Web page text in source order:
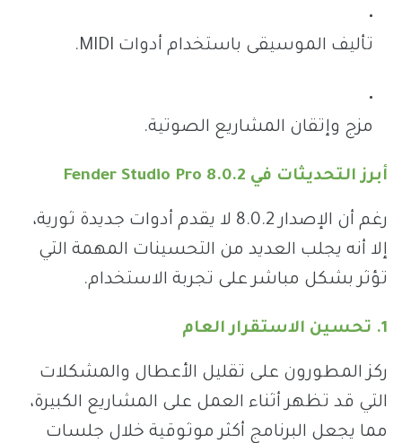
تأليف الموسيقى باستخدام أدوات MIDI.
مزج وإتقان المشاريع الصوتية.
أبرز التحديثات في Fender Studio Pro 8.0.2
رغم أن الإصدار 8.0.2 لا يقدم أدوات جديدة ثورية،
إلا أنه يجلب العديد من التحسينات المهمة التي
تؤثر بشكل مباشر على تجربة الاستخدام.
1. تحسين الاستقرار العام
ركز المطورون على تقليل الأعطال والمشكلات
التي قد تظهر أثناء العمل على المشاريع الكبيرة،
مما يجعل البرنامج أكثر موثوقية خلال جلسات